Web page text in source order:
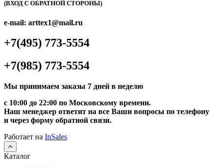
(ВХОД С ОБРАТНОЙ СТОРОНЫ)
e-mail: arttex1@mail.ru
+7(495) 773-5554
+7(985) 773-5554
Мы принимаем заказы 7 дней в неделю
с 10:00 до 22:00 по Московскому времени.
Наш менеджер ответит на все Ваши вопросы по телефону
и через форму обратной связи.
Работает на InSales
Каталог